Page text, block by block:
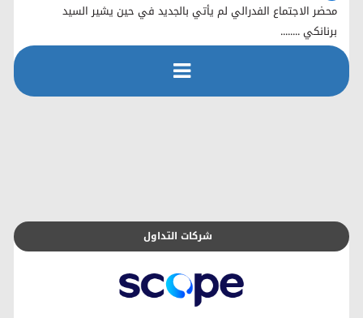
محضر الاجتماع الفدرالي لم يأتي بالجديد في حين يشير السيد
برنانكي ........
شركات التداول